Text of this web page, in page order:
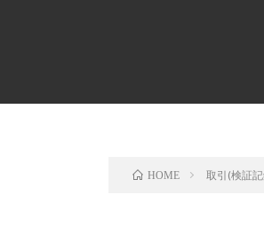
HOME 取引(検証